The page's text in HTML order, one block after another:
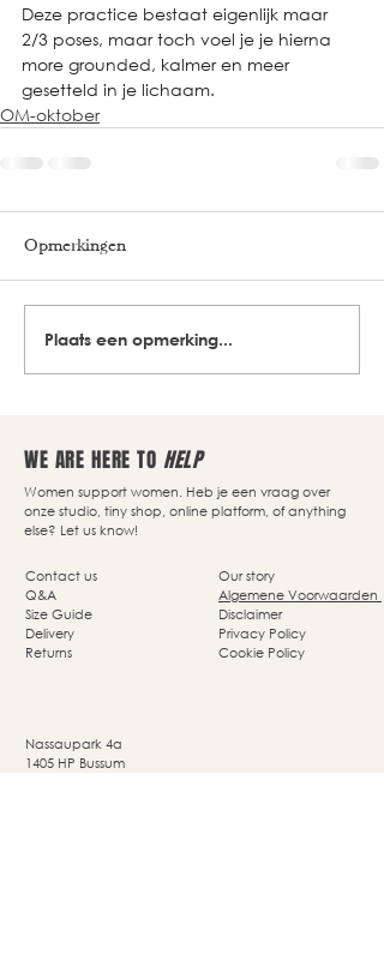
Deze practice bestaat eigenlijk maar
2/3 poses, maar toch voel je je hierna
more grounded, kalmer en meer
gesetteld in je lichaam.
OM-oktober
Opmerkingen
Plaats een opmerking...
WE ARE HERE TO HELP
Women support women. Heb je een vraag over
onze studio, tiny shop, online platform, of anything
else? Let us know!
Our story
Algemene Voorwaarden
Disclaimer
Privacy Policy
Cookie Policy
Contact us
Q&A
Size Guide
Delivery
Returns
Nassaupark 4a
1405 HP Bussum